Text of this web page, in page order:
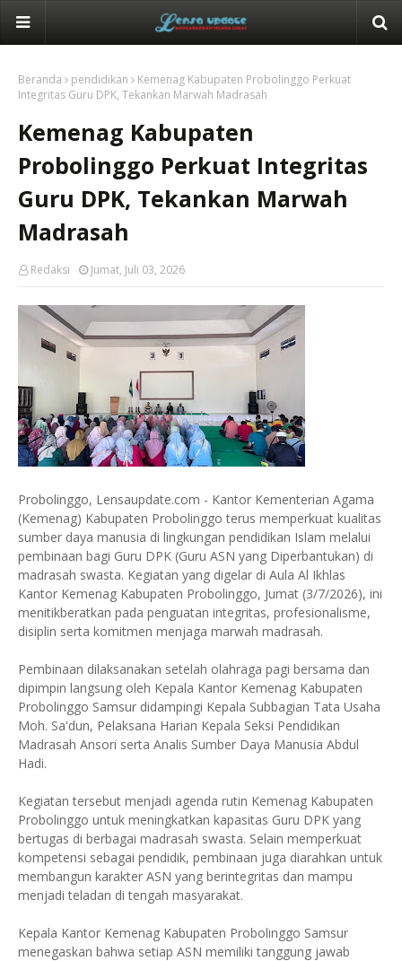
Beranda pendidikan
Kemenag Kabupaten Probolinggo Perkuat
Integritas Guru DPK, Tekankan Marwah Madrasah
Kemenag Kabupaten
Probolinggo Perkuat Integritas
Guru DPK, Tekankan Marwah
Madrasah
Redaksi Jumat, Juli 03, 2026
Probolinggo, Lensaupdate.com - Kantor Kementerian Agama
(Kemenag) Kabupaten Probolinggo terus memperkuat kualitas
sumber daya manusia di lingkungan pendidikan Islam melalui
pembinaan bagi Guru DPK (Guru ASN yang Diperbantukan) di
madrasah swasta. Kegiatan yang digelar di Aula Al Ikhlas
Kantor Kemenag Kabupaten Probolinggo, Jumat (3/7/2026), ini
menitikberatkan pada penguatan integritas, profesionalisme,
disiplin serta komitmen menjaga marwah madrasah.
Pembinaan dilaksanakan setelah olahraga pagi bersama dan
dipimpin langsung oleh Kepala Kantor Kemenag Kabupaten
Probolinggo Samsur didampingi Kepala Subbagian Tata Usaha
Moh. Sa'dun, Pelaksana Harian Kepala Seksi Pendidikan
Madrasah Ansori serta Analis Sumber Daya Manusia Abdul
Hadi.
Kegiatan tersebut menjadi agenda rutin Kemenag Kabupaten
Probolinggo untuk meningkatkan kapasitas Guru DPK yang
bertugas di berbagai madrasah swasta. Selain memperkuat
kompetensi sebagai pendidik, pembinaan juga diarahkan untuk
membangun karakter ASN yang berintegritas dan mampu
menjadi teladan di tengah masyarakat.
Kepala Kantor Kemenag Kabupaten Probolinggo Samsur
menegaskan bahwa setiap ASN memiliki tanggung jawab